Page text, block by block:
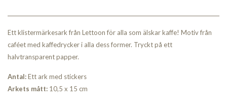
Ett klistermärkesark från Lettoon för alla som älskar kaffe! Motiv från
caféet med kaffedrycker i alla dess former. Tryckt på ett
halvtransparent papper.
Antal:Ett ark med stickers
Arkets mått: 10,5 x 15 cm